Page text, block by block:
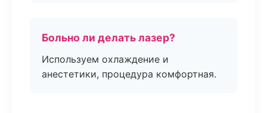
Больно ли делать лазер?
Используем охлаждение и
анестетики, процедура комфортная.